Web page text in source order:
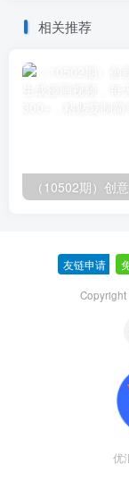
相关推荐
友链申请
Copyright
优